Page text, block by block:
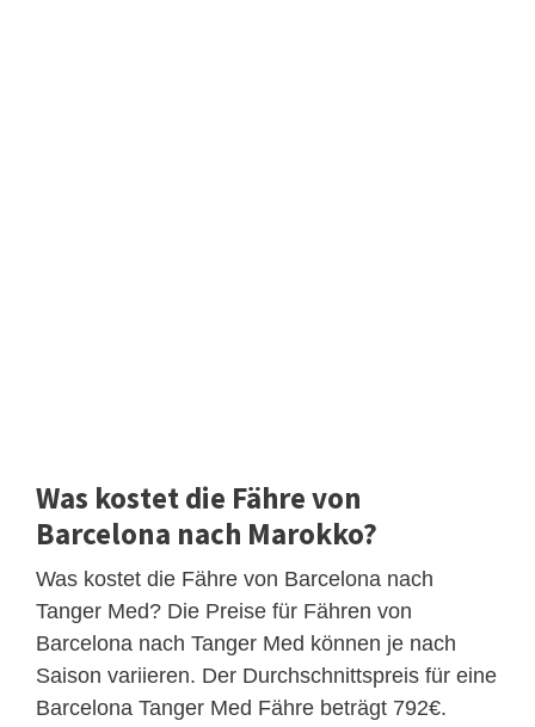
Was kostet die Fähre von
Barcelona nach Marokko?
Was kostet die Fähre von Barcelona nach
Tanger Med? Die Preise für Fähren von
Barcelona nach Tanger Med können je nach
Saison variieren. Der Durchschnittspreis für eine
Barcelona Tanger Med Fähre beträgt 792€.